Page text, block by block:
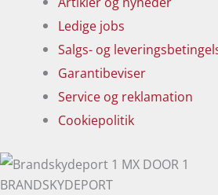
Ledige jobs
Salgs- og
Garantibeviser
Service og reklamation
Cookiepolitik
BRANDSKYDEPORT